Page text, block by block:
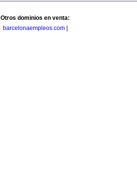
Otros dominios en venta:
barcelonaempleos.com|